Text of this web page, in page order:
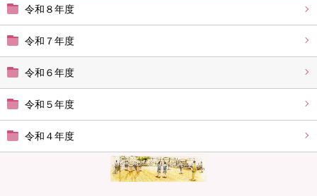
令和８年度
令和７年度
令和６年度
令和５年度
令和４年度